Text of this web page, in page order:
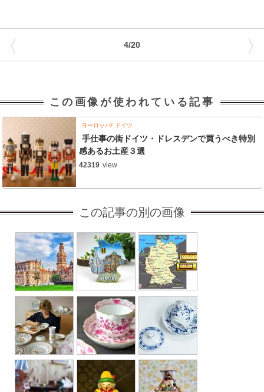
4/20
〈 〉
この画像が使われている記事
ヨーロッパ ドイツ
手仕事の街ドイツ・ドレスデンで買うべき特別
感あるお土産３選
42319 view
この記事の別の画像